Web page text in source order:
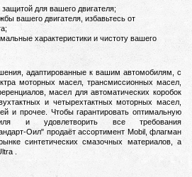
для вашего двигателя;
вашего двигателя, избавьтесь от
характеристики и чистоту вашего
адаптированные к вашим автомобилям, с
моторных масел, трансмиссионных масел,
масел для автоматических коробок
и четырехтактных моторных масел,
и прочее. Чтобы гарантировать оптимальную
и удовлетворить все требования
Оил" продаёт ассортимент Mobil, флагман
синтетических смазочных материалов, а
.